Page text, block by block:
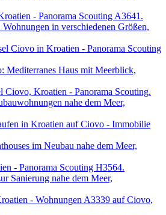
in verschiedenen Größen,
Mediterranes Haus mit Meerblick,
nahe dem Meer,
im Neubau nahe dem Meer,
Sanierung nahe dem Meer,